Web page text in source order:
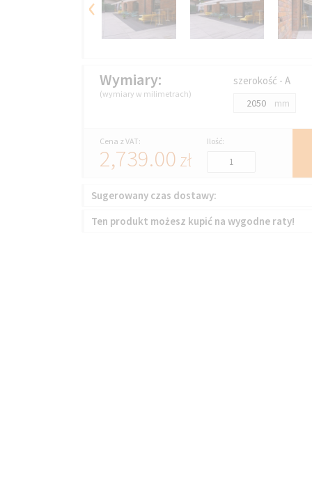
Wymiary:
(wymiary w milimetrach)
szerokość - A
mm
Cena z VAT:
2,739.00 zł
Ilość:
Sugerowany czas dostawy:
Ten produkt możesz kupić na wygodne raty!